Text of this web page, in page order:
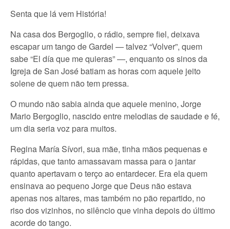
Senta que lá vem História!
Na casa dos Bergoglio, o rádio, sempre fiel, deixava
escapar um tango de Gardel — talvez “Volver”, quem
sabe “El día que me quieras” —, enquanto os sinos da
Igreja de San José batiam as horas com aquele jeito
solene de quem não tem pressa.
O mundo não sabia ainda que aquele menino, Jorge
Mario Bergoglio, nascido entre melodias de saudade e fé,
um dia seria voz para muitos.
Regina María Sívori, sua mãe, tinha mãos pequenas e
rápidas, que tanto amassavam massa para o jantar
quanto apertavam o terço ao entardecer. Era ela quem
ensinava ao pequeno Jorge que Deus não estava
apenas nos altares, mas também no pão repartido, no
riso dos vizinhos, no silêncio que vinha depois do último
acorde do tango.